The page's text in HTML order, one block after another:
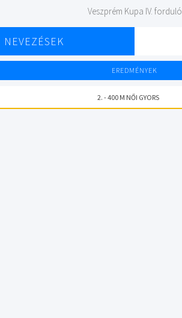
Veszprém Kupa IV. forduló
NEVEZÉSEK
EREDMÉNYEK
2. - 400 M NŐI GYORS